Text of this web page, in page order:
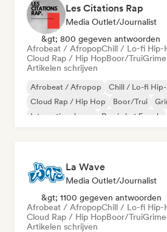
Les Citations Rap
Media Outlet/Journalist
&gt; 800 gegeven antwoorden
Afrobeat / AfropopChill / Lo-fi Hip-
Cloud Rap / Hip HopBoor/TruiGrime
Artikelen schrijven
Afrobeat / Afropop
Chill / Lo-fi
Cloud Rap / Hip Hop
Boor/Trui
Internationale rap
Rap in het Engels
La Wave
Media Outlet/Journalist
&gt; 1100 gegeven antwoorden
Afrobeat / AfropopChill / Lo-fi Hip-
Cloud Rap / Hip HopBoor/TruiGrime
Artikelen schrijven